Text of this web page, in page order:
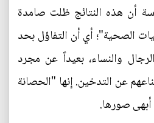
أن هذه النتائج ظلت صامدة
الصحية"؛ أي أن التفاؤل بحد
والنساء، بعيداً عن مجرد
عن التدخين. إنها "الحصانة
صورها.